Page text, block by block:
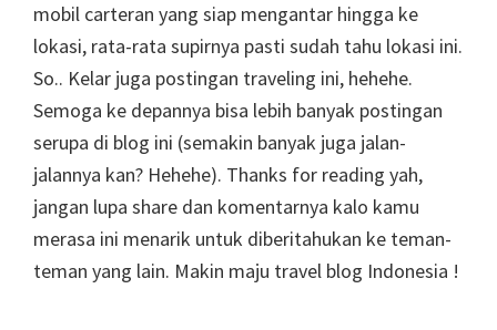
mobil carteran yang siap mengantar hingga ke
lokasi, rata-rata supirnya pasti sudah tahu lokasi ini.
So.. Kelar juga postingan traveling ini, hehehe.
Semoga ke depannya bisa lebih banyak postingan
serupa di blog ini (semakin banyak juga jalan-
jalannya kan? Hehehe). Thanks for reading yah,
jangan lupa share dan komentarnya kalo kamu
merasa ini menarik untuk diberitahukan ke teman-
teman yang lain. Makin maju travel blog Indonesia !